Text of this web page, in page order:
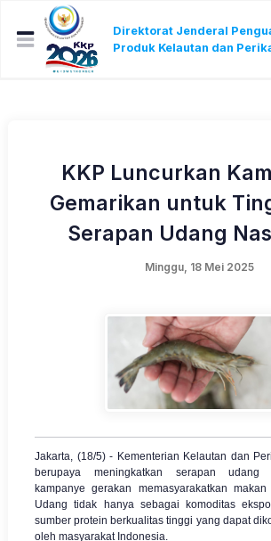
Direktorat Jenderal
Produk Kelautan dan
KKP Luncurkan
Gemarikan untuk
Serapan Udang
Minggu, 18 Mei 2025
Jakarta, (18/5) - Kementerian Kelautan dan
berupaya meningkatkan serapan udang
kampanye gerakan memasyarakatkan makan
Udang tidak hanya sebagai komoditas
sumber protein berkualitas tinggi yang dapat
oleh masyarakat Indonesia.